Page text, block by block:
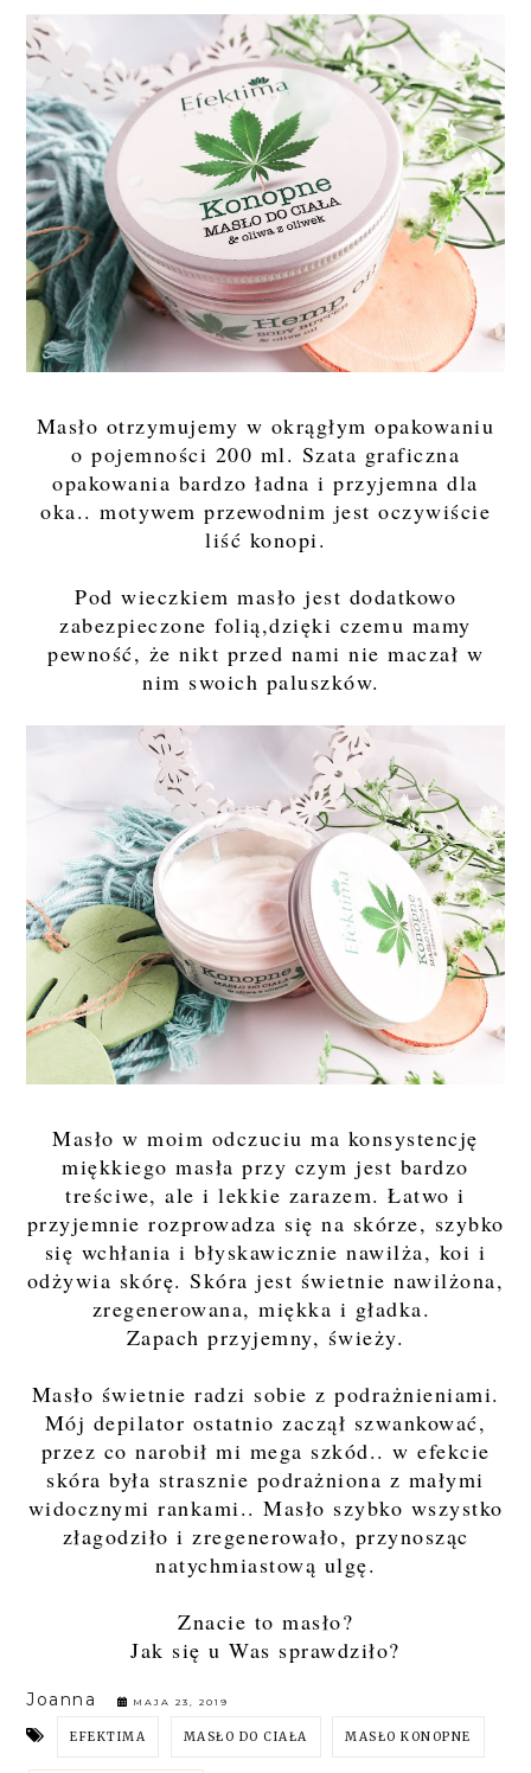
Masło otrzymujemy w okrągłym opakowaniu
o pojemności 200 ml. Szata graficzna
opakowania bardzo ładna i przyjemna dla
oka.. motywem przewodnim jest oczywiście
liść konopi.
Pod wieczkiem masło jest dodatkowo
zabezpieczone folią,dzięki czemu mamy
pewność, że nikt przed nami nie maczał w
nim swoich paluszków.
Masło w moim odczuciu ma konsystencję
miękkiego masła przy czym jest bardzo
treściwe, ale i lekkie zarazem. Łatwo i
przyjemnie rozprowadza się na skórze, szybko
się wchłania i błyskawicznie nawilża, koi i
odżywia skórę. Skóra jest świetnie nawilżona,
zregenerowana, miękka i gładka.
Zapach przyjemny, świeży.
Masło świetnie radzi sobie z podrażnieniami.
Mój depilator ostatnio zaczął szwankować,
przez co narobił mi mega szkód.. w efekcie
skóra była strasznie podrażniona z małymi
widocznymi rankami.. Masło szybko wszystko
złagodziło i zregenerowało, przynosząc
natychmiastową ulgę.
Znacie to masło?
Jak się u Was sprawdziło?
Joanna MAJA 23, 2019
EFEKTIMA MASŁO DO CIAŁA MASŁO KONOPNE